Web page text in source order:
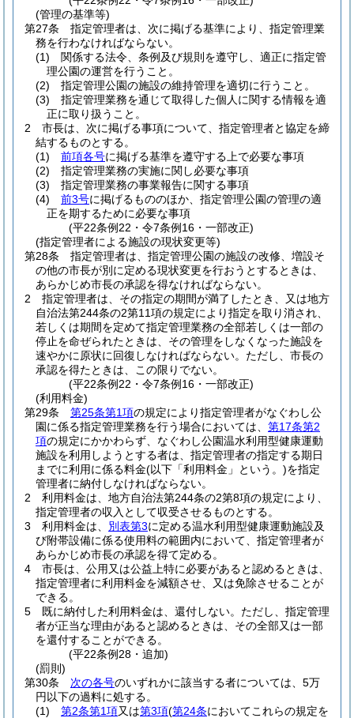
(管理の基準等)
第27条
指定管理者は、次に掲げる基準により、指定管理業
務を行わなければならない。
(1)
関係する法令、条例及び規則を遵守し、適正に指定管
理公園の運営を行うこと。
(2)
指定管理公園の施設の維持管理を適切に行うこと。
(3)
指定管理業務を通じて取得した個人に関する情報を適
正に取り扱うこと。
2
市長は、次に掲げる事項について、指定管理者と協定を締
結するものとする。
(1)
前項各号に掲げる基準を遵守する上で必要な事項
(2)
指定管理業務の実施に関し必要な事項
(3)
指定管理業務の事業報告に関する事項
(4)
前3号に掲げるもののほか、指定管理公園の管理の適
正を期するために必要な事項
(平22条例22・令7条例16・一部改正)
(指定管理者による施設の現状変更等)
第28条
指定管理者は、指定管理公園の施設の改修、増設そ
の他の市長が別に定める現状変更を行おうとするときは、
あらかじめ市長の承認を得なければならない。
2
指定管理者は、その指定の期間が満了したとき、又は地方
自治法第244条の2第11項の規定により指定を取り消され、
若しくは期間を定めて指定管理業務の全部若しくは一部の
停止を命ぜられたときは、その管理をしなくなった施設を
速やかに原状に回復しなければならない。 ただし、市長の
承認を得たときは、この限りでない。
(平22条例22・令7条例16・一部改正)
(利用料金)
第29条
第25条第1項の規定により指定管理者がなぐわし公
園に係る指定管理業務を行う場合においては、 第17条第2
項の規定にかかわらず、なぐわし公園温水利用型健康運動
施設を利用しようとする者は、指定管理者の指定する期日
までに利用に係る料金(以下「利用料金」という。)を指定
管理者に納付しなければならない。
2
利用料金は、地方自治法第244条の2第8項の規定により、
指定管理者の収入として収受させるものとする。
3
利用料金は、 別表第3に定める温水利用型健康運動施設及
び附帯設備に係る使用料の範囲内において、指定管理者が
あらかじめ市長の承認を得て定める。
4
市長は、公用又は公益上特に必要があると認めるときは、
指定管理者に利用料金を減額させ、又は免除させることが
できる。
5
既に納付した利用料金は、還付しない。 ただし、指定管理
者が正当な理由があると認めるときは、その全部又は一部
を還付することができる。
(平22条例28・追加)
(罰則)
第30条
次の各号のいずれかに該当する者については、5万
円以下の過料に処する。
(1)
第2条第1項又は第3項(第24条においてこれらの規定を